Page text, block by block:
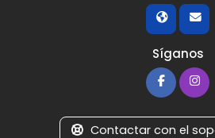
Síganos
Contactar con el